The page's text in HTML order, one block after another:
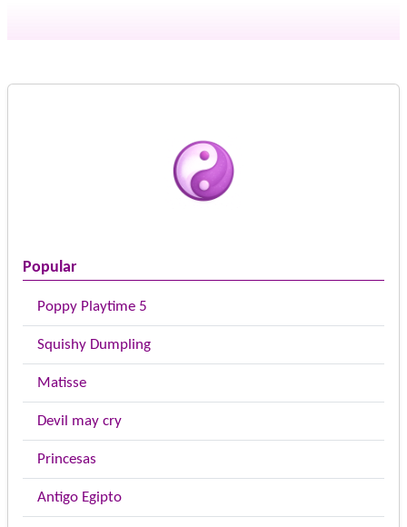
Popular
Poppy Playtime 5
Squishy Dumpling
Matisse
Devil may cry
Princesas
Antigo Egipto